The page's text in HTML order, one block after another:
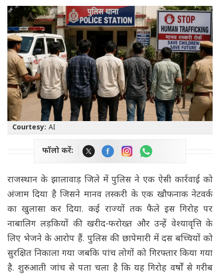
Courtesy: AI
फॉलो करें:
राजस्थान के झालावाड़ जिले में पुलिस ने एक ऐसी कार्रवाई को
अंजाम दिया है जिसने मानव तस्करी के एक खौफनाक नेटवर्क
का खुलासा कर दिया. कई राज्यों तक फैले इस गिरोह पर
नाबालिग लड़कियों की खरीद-फरोख्त और उन्हें वेश्यावृत्ति के
लिए भेजने के आरोप हैं. पुलिस की छापेमारी में दस बच्चियों को
सुरक्षित निकाला गया जबकि पांच लोगों को गिरफ्तार किया गया
है. शुरुआती जांच से पता चला है कि यह गिरोह वर्षों से गरीब